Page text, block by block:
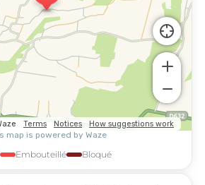
Embouteillé Bloqué